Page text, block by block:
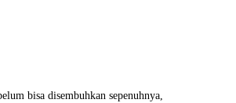
bisa disembuhkan sepenuhnya,